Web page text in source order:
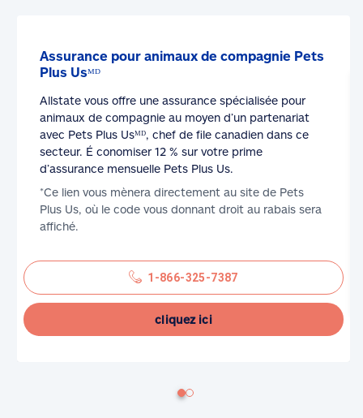
Assurance pour animaux de compagnie Pets
Plus Usᴹᴰ
Allstate vous offre une assurance spécialisée pour
animaux de compagnie au moyen d’un partenariat
avec Pets Plus Usᴹᴰ, chef de file canadien dans ce
secteur. É conomiser 12 % sur votre prime
d’assurance mensuelle Pets Plus Us.
*Ce lien vous mènera directement au site de Pets
Plus Us, où le code vous donnant droit au rabais sera
affiché.
1-866-325-7387
cliquez ici